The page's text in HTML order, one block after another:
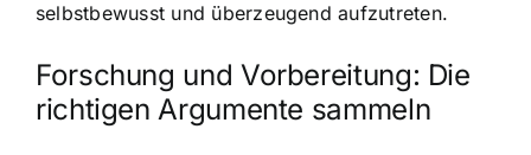
selbstbewusst und überzeugend aufzutreten.
Forschung und Vorbereitung: Die
richtigen Argumente sammeln